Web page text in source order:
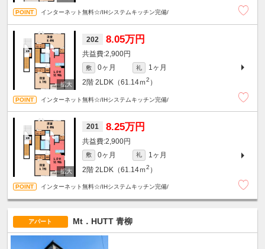
インターネット無料☆/IHシステムキッチン完備/
202 8.05万円
2,900円
敷 0ヶ月 礼
1ヶ月
2階 2LDK（61.14ｍ2 ）
インターネット無料☆/IHシステムキッチン完備/
201 8.25万円
2,900円
敷 0ヶ月 礼
1ヶ月
2階 2LDK（61.14ｍ2 ）
インターネット無料☆/IHシステムキッチン完備/
アパート Mt．HUTT 青柳